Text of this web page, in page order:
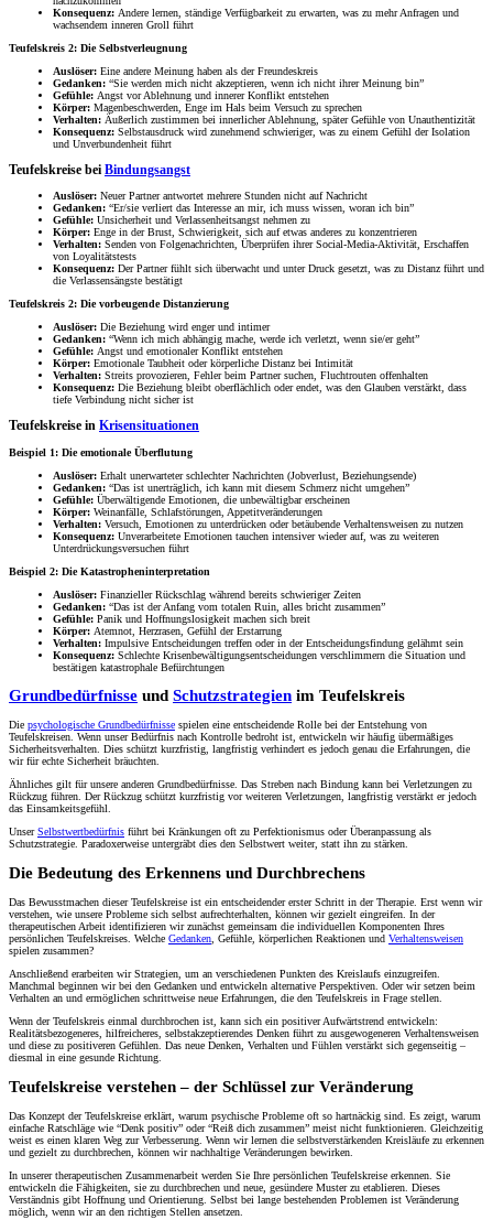
Konsequenz: Andere lernen, ständige Verfügbarkeit zu erwarten, was zu mehr Anfragen und
wachsendem inneren Groll führt
Teufelskreis 2: Die Selbstverleugnung
Auslöser: Eine andere Meinung haben als der Freundeskreis
Gedanken: “Sie werden mich nicht akzeptieren, wenn ich nicht ihrer Meinung bin”
Gefühle: Angst vor Ablehnung und innerer Konflikt entstehen
Körper: Magenbeschwerden, Enge im Hals beim Versuch zu sprechen
Verhalten: Äußerlich zustimmen bei innerlicher Ablehnung, später Gefühle von Unauthentizität
Konsequenz: Selbstausdruck wird zunehmend schwieriger, was zu einem Gefühl der Isolation
und Unverbundenheit führt
Teufelskreise bei Bindungsangst
Auslöser: Neuer Partner antwortet mehrere Stunden nicht auf Nachricht
Gedanken: “Er/sie verliert das Interesse an mir, ich muss wissen, woran ich bin”
Gefühle: Unsicherheit und Verlassenheitsangst nehmen zu
Körper: Enge in der Brust, Schwierigkeit, sich auf etwas anderes zu konzentrieren
Verhalten: Senden von Folgenachrichten, Überprüfen ihrer Social-Media-Aktivität, Erschaffen
von Loyalitätstests
Konsequenz: Der Partner fühlt sich überwacht und unter Druck gesetzt, was zu Distanz führt und
die Verlassensängste bestätigt
Teufelskreis 2: Die vorbeugende Distanzierung
Auslöser: Die Beziehung wird enger und intimer
Gedanken: “Wenn ich mich abhängig mache, werde ich verletzt, wenn sie/er geht”
Gefühle: Angst und emotionaler Konflikt entstehen
Körper: Emotionale Taubheit oder körperliche Distanz bei Intimität
Verhalten: Streits provozieren, Fehler beim Partner suchen, Fluchtrouten offenhalten
Konsequenz: Die Beziehung bleibt oberflächlich oder endet, was den Glauben verstärkt, dass
tiefe Verbindung nicht sicher ist
Teufelskreise in Krisensituationen
Beispiel 1: Die emotionale Überflutung
Auslöser: Erhalt unerwarteter schlechter Nachrichten (Jobverlust, Beziehungsende)
Gedanken: “Das ist unerträglich, ich kann mit diesem Schmerz nicht umgehen”
Gefühle: Überwältigende Emotionen, die unbewältigbar erscheinen
Körper: Weinanfälle, Schlafstörungen, Appetitveränderungen
Verhalten: Versuch, Emotionen zu unterdrücken oder betäubende Verhaltensweisen zu nutzen
Konsequenz: Unverarbeitete Emotionen tauchen intensiver wieder auf, was zu weiteren
Unterdrückungsversuchen führt
Beispiel 2: Die Katastropheninterpretation
Auslöser: Finanzieller Rückschlag während bereits schwieriger Zeiten
Gedanken: “Das ist der Anfang vom totalen Ruin, alles bricht zusammen”
Gefühle: Panik und Hoffnungslosigkeit machen sich breit
Körper: Atemnot, Herzrasen, Gefühl der Erstarrung
Verhalten: Impulsive Entscheidungen treffen oder in der Entscheidungsfindung gelähmt sein
Konsequenz: Schlechte Krisenbewältigungsentscheidungen verschlimmern die Situation und
bestätigen katastrophale Befürchtungen
Grundbedürfnisse und Schutzstrategien im Teufelskreis
Die psychologische Grundbedürfnisse spielen eine entscheidende Rolle bei der Entstehung von
Teufelskreisen. Wenn unser Bedürfnis nach Kontrolle bedroht ist, entwickeln wir häufig übermäßiges
Sicherheitsverhalten. Dies schützt kurzfristig, langfristig verhindert es jedoch genau die Erfahrungen, die
wir für echte Sicherheit bräuchten.
Ähnliches gilt für unsere anderen Grundbedürfnisse. Das Streben nach Bindung kann bei Verletzungen zu
Rückzug führen. Der Rückzug schützt kurzfristig vor weiteren Verletzungen, langfristig verstärkt er jedoch
das Einsamkeitsgefühl.
UnserSelbstwertbedürfnis führt bei Kränkungen oft zu Perfektionismus oder Überanpassung als
Schutzstrategie. Paradoxerweise untergräbt dies den Selbstwert weiter, statt ihn zu stärken.
Die Bedeutung des Erkennens und Durchbrechens
Das Bewusstmachen dieser Teufelskreise ist ein entscheidender erster Schritt in der Therapie. Erst wenn wir
verstehen, wie unsere Probleme sich selbst aufrechterhalten, können wir gezielt eingreifen. In der
therapeutischen Arbeit identifizieren wir zunächst gemeinsam die individuellen Komponenten Ihres
persönlichen Teufelskreises. Welche Gedanken, Gefühle, körperlichen Reaktionen und Verhaltensweisen
spielen zusammen?
Anschließend erarbeiten wir Strategien, um an verschiedenen Punkten des Kreislaufs einzugreifen.
Manchmal beginnen wir bei den Gedanken und entwickeln alternative Perspektiven. Oder wir setzen beim
Verhalten an und ermöglichen schrittweise neue Erfahrungen, die den Teufelskreis in Frage stellen.
Wenn der Teufelskreis einmal durchbrochen ist, kann sich ein positiver Aufwärtstrend entwickeln:
Realitätsbezogeneres, hilfreicheres, selbstakzeptierendes Denken führt zu ausgewogeneren Verhaltensweisen
und diese zu positiveren Gefühlen. Das neue Denken, Verhalten und Fühlen verstärkt sich gegenseitig –
diesmal in eine gesunde Richtung.
Teufelskreise verstehen – der Schlüssel zur Veränderung
Das Konzept der Teufelskreise erklärt, warum psychische Probleme oft so hartnäckig sind. Es zeigt, warum
einfache Ratschläge wie “Denk positiv” oder “Reiß dich zusammen” meist nicht funktionieren. Gleichzeitig
weist es einen klaren Weg zur Verbesserung. Wenn wir lernen die selbstverstärkenden Kreisläufe zu erkennen
und gezielt zu durchbrechen, können wir nachhaltige Veränderungen bewirken.
In unserer therapeutischen Zusammenarbeit werden Sie Ihre persönlichen Teufelskreise erkennen. Sie
entwickeln die Fähigkeiten, sie zu durchbrechen und neue, gesündere Muster zu etablieren. Dieses
Verständnis gibt Hoffnung und Orientierung. Selbst bei lange bestehenden Problemen ist Veränderung
möglich, wenn wir an den richtigen Stellen ansetzen.